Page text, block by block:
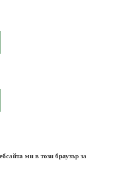
ми в този браузър за